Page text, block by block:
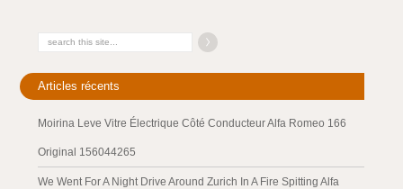
Articles récents
Moirina Leve Vitre Électrique Côté Conducteur Alfa Romeo 166
Original 156044265
We Went For A Night Drive Around Zurich In A Fire Spitting Alfa